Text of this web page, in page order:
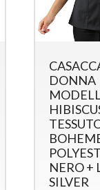
DONNA
NERO +
SILVER